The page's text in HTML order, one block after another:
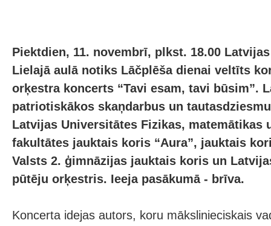
Piektdien, 11. novembrī, plkst. 18.00
Lielajā aulā notiks Lāčplēša dienai veltīts
orķestra koncerts “Tavi esam, tavi būsim”.
patriotiskākos skaņdarbus un
Latvijas Universitātes Fizikas, matemātikas
fakultātes jauktais koris “Aura”, jauktais
Valsts 2. ģimnāzijas jauktais koris un
pūtēju orķestris. Ieeja pasākumā - brīva.
Koncerta idejas autors, koru mākslinieciskais